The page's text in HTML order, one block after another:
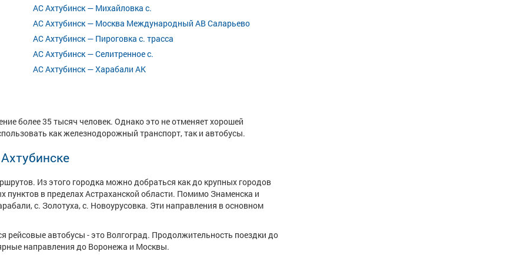
АС Ахтубинск — Михайловка с.
АС Ахтубинск — Москва Международный АВ Саларьево
АС Ахтубинск — Пироговка с. трасса
АС Ахтубинск — Селитренное с.
АС Ахтубинск — Харабали АК
более 35 тысяч человек. Однако это не отменяет хорошей
как железнодорожный транспорт, так и автобусы.
Из этого городка можно добраться как до крупных городов
пунктов в пределах Астраханской области. Помимо Знаменска и
с. Золотуха, с. Новоурусовка. Эти направления в основном
рейсовые автобусы - это Волгоград. Продолжительность поездки до
направления до Воронежа и Москвы.